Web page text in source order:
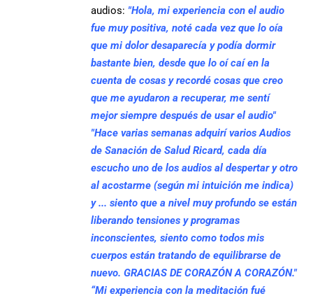
audios: "Hola, mi experiencia con el audio
fue muy positiva, noté cada vez que lo oía
que mi dolor desaparecía y podía dormir
bastante bien, desde que lo oí caí en la
cuenta de cosas y recordé cosas que creo
que me ayudaron a recuperar, me sentí
mejor siempre después de usar el audio"
"Hace varias semanas adquirí varios Audios
de Sanación de Salud Ricard, cada día
escucho uno de los audios al despertar y otro
al acostarme (según mi intuición me indica)
y ... siento que a nivel muy profundo se están
liberando tensiones y programas
inconscientes, siento como todos mis
cuerpos están tratando de equilibrarse de
nuevo. GRACIAS DE CORAZÓN A CORAZÓN."
“Mi experiencia con la meditación fué